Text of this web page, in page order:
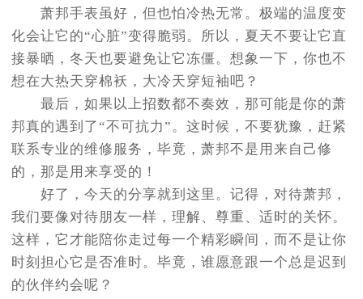
萧邦手表虽好，但也怕冷热无常。极端的温度变
化会让它的“心脏”变得脆弱。所以，夏天不要让它直
接暴晒，冬天也要避免让它冻僵。想象一下，你也不
想在大热天穿棉袄，大冷天穿短袖吧？
最后，如果以上招数都不奏效，那可能是你的萧
邦真的遇到了“不可抗力”。这时候，不要犹豫，赶紧
联系专业的维修服务，毕竟，萧邦不是用来自己修
的，那是用来享受的！
好了，今天的分享就到这里。记得，对待萧邦，
我们要像对待朋友一样，理解、尊重、适时的关怀。
这样，它才能陪你走过每一个精彩瞬间，而不是让你
时刻担心它是否准时。毕竟，谁愿意跟一个总是迟到
的伙伴约会呢？